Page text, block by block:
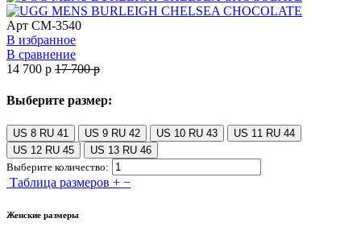
Арт CM-3540
В избранное
В сравнение
14 700 p 17 700 p
Выберите размер:
US 8 RU 41 US 9 RU 42 US 10 RU 43
US 11 RU 44
US 12 RU 45
US 13 RU 46
Выберите количество:
Таблица размеров + −
Женские размеры